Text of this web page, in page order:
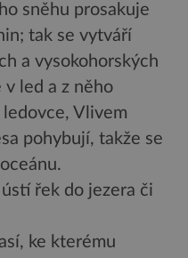
sněhu prosakuje
tak se vytváří
a vysokohorských
v led a z něho
Vlivem
pohybují, takže se
řek do jezera či
ke kterému